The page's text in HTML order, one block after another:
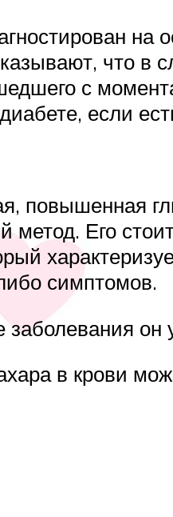
на
что в
с
если
повышенная
метод. Его
симптомов.
он
в крови